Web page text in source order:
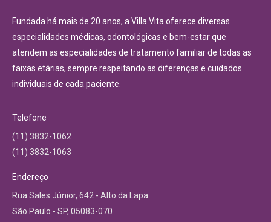
Fundada há mais de 20 anos, a Villa Vita oferece diversas
especialidades médicas, odontológicas e bem-estar que
atendem as especialidades de tratamento familiar de todas as
faixas etárias, sempre respeitando as diferenças e cuidados
individuais de cada paciente.
Telefone
(11) 3832-1062
(11) 3832-1063
Endereço
Rua Sales Júnior, 642 - Alto da Lapa
São Paulo - SP, 05083-070